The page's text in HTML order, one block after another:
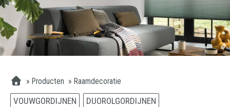
» Producten » Raamdecoratie
VOUWGORDIJNEN
DUOROLGORDIJNEN